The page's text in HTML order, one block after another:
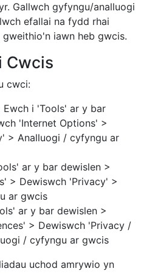
Gallwch gyfyngu/analluogi
efallai na fydd rhai
iawn heb gwcis.
Cwcis
cwci:
Ewch i 'Tools' ar y bar
'Internet Options' >
> Analluogi / cyfyngu ar
ar y bar dewislen >
> Dewiswch 'Privacy' >
ar gwcis
ar y bar dewislen >
> Dewiswch 'Privacy /
/ cyfyngu ar gwcis
uchod amrywio yn